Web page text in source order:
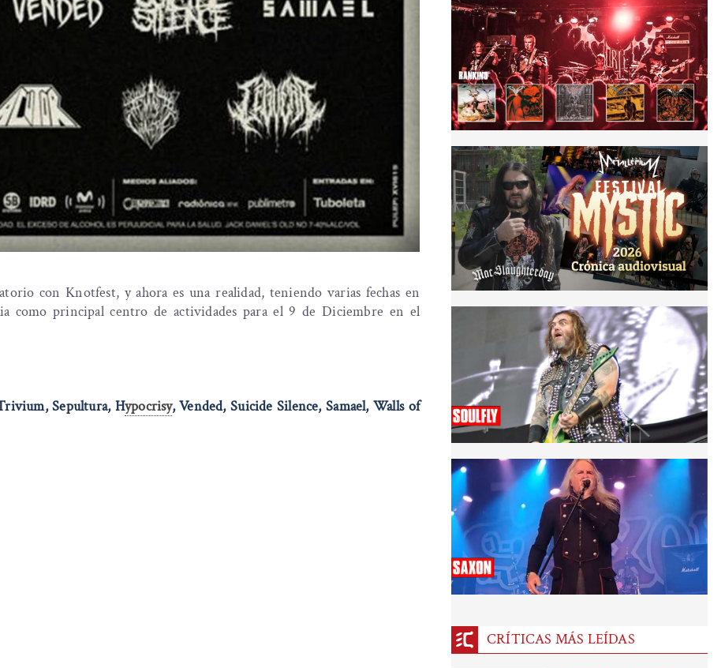
con Knotfest, y ahora es una realidad, teniendo varias fechas en
como principal centro de actividades para el 9 de Diciembre en el
Sepultura, Hypocrisy, Vended, Suicide Silence, Samael, Walls of
CRÍTICAS MÁS LEÍDAS